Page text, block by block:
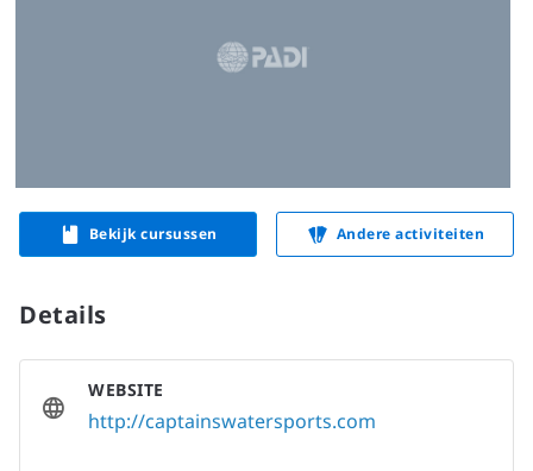
Bekijk cursussen Andere activiteiten
Details
WEBSITE
http://captainswatersports.com